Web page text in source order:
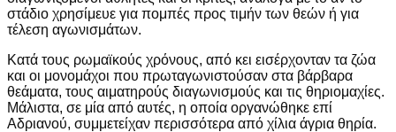
στάδιο χρησίμευε για πομπές προς τιμήν των θεών ή για
τέλεση αγωνισμάτων.
Κατά τους ρωμαϊκούς χρόνους, από κει εισέρχονταν τα ζώα
και οι μονομάχοι που πρωταγωνιστούσαν στα βάρβαρα
θεάματα, τους αιματηρούς διαγωνισμούς και τις θηριομαχίες.
Μάλιστα, σε μία από αυτές, η οποία οργανώθηκε επί
Αδριανού, συμμετείχαν περισσότερα από χίλια άγρια θηρία.